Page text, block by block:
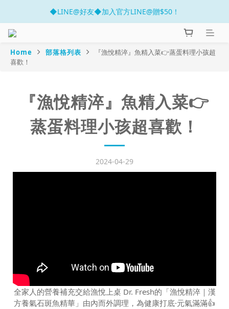
官網開幕慶 滿千折百!!
◆LINE@好友◆加入官方LINE@贈$50！
Home 部落格列表
『漁悅精淬』魚精入菜👉蒸蛋料理小孩超
喜歡！
『漁悅精淬』魚精入菜👉
蒸蛋料理小孩超喜歡！
2024-04-29
全家人的營養補充交給漁悅上桌 Dr. Fresh的「漁悅精淬｜漢
方養氣石斑魚精華」由內而外調理，為健康打底·元氣滿滿👍